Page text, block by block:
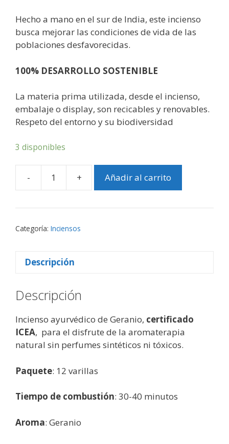
Hecho a mano en el sur de India, este incienso
busca mejorar las condiciones de vida de las
poblaciones desfavorecidas.
100% DESARROLLO SOSTENIBLE
La materia prima utilizada, desde el incienso,
embalaje o display, son recicables y renovables.
Respeto del entorno y su biodiversidad
3 disponibles
-
Incienso
BioAroma
+ Añadir al carrito
Categoría: Inciensos
Descripción
Descripción
Incienso ayurvédico de Geranio, certificado
ICEA, para el disfrute de la aromaterapia
natural sin perfumes sintéticos ni tóxicos.
Paquete: 12 varillas
Tiempo de combustión: 30-40 minutos
Aroma: Geranio